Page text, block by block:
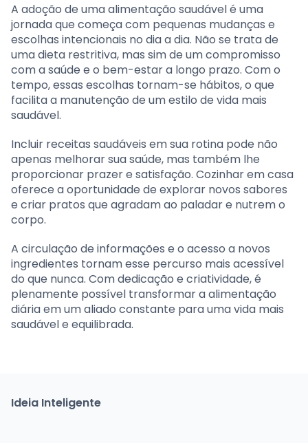
A adoção de uma alimentação saudável é uma
jornada que começa com pequenas mudanças e
escolhas intencionais no dia a dia. Não se trata de
uma dieta restritiva, mas sim de um compromisso
com a saúde e o bem-estar a longo prazo. Com o
tempo, essas escolhas tornam-se hábitos, o que
facilita a manutenção de um estilo de vida mais
saudável.
Incluir receitas saudáveis em sua rotina pode não
apenas melhorar sua saúde, mas também lhe
proporcionar prazer e satisfação. Cozinhar em casa
oferece a oportunidade de explorar novos sabores
e criar pratos que agradam ao paladar e nutrem o
corpo.
A circulação de informações e o acesso a novos
ingredientes tornam esse percurso mais acessível
do que nunca. Com dedicação e criatividade, é
plenamente possível transformar a alimentação
diária em um aliado constante para uma vida mais
saudável e equilibrada.
Ideia Inteligente